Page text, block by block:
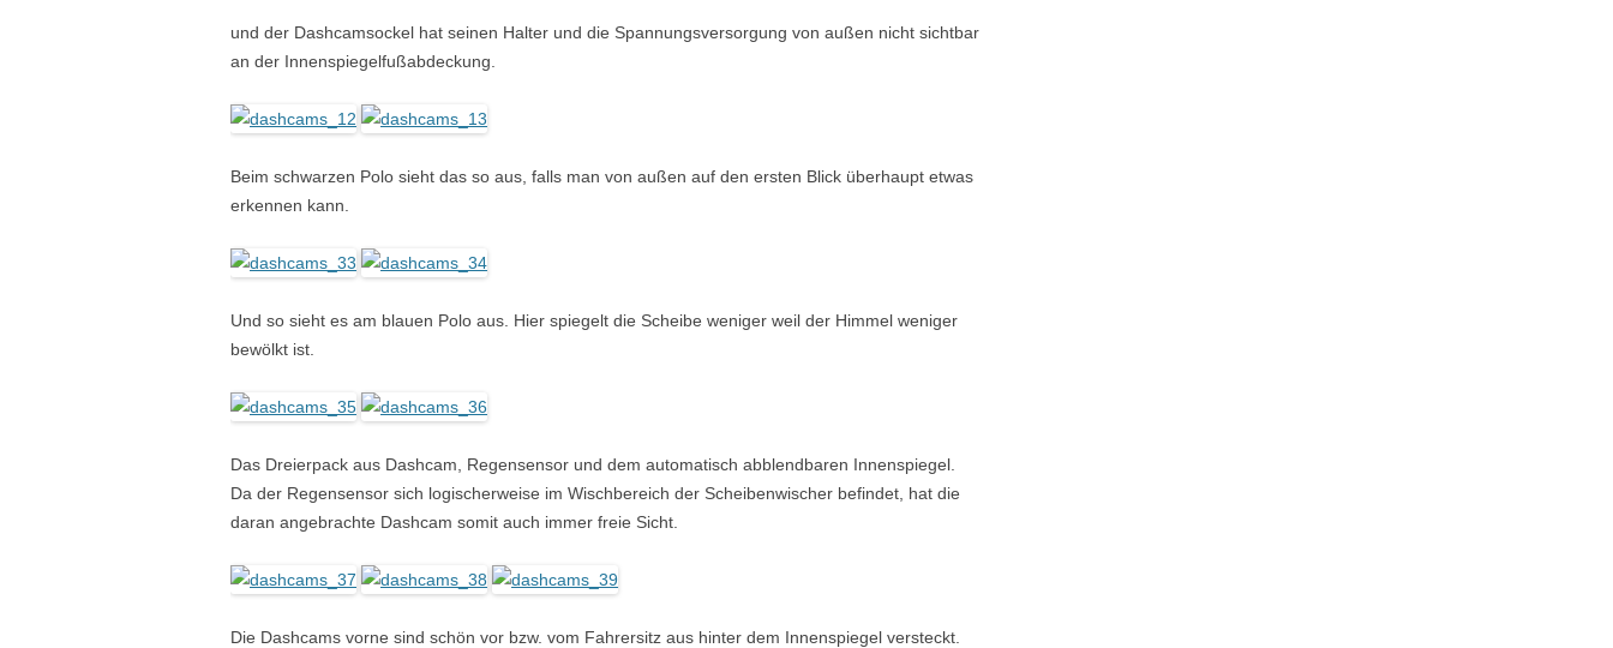
und der Dashcamsockel hat seinen Halter und die Spannungsversorgung von außen nicht sichtbar
an der Innenspiegelfußabdeckung.
Beim schwarzen Polo sieht das so aus, falls man von außen auf den ersten Blick überhaupt etwas
erkennen kann.
Und so sieht es am blauen Polo aus. Hier spiegelt die Scheibe weniger weil der Himmel weniger
bewölkt ist.
Das Dreierpack aus Dashcam, Regensensor und dem automatisch abblendbaren Innenspiegel.
Da der Regensensor sich logischerweise im Wischbereich der Scheibenwischer befindet, hat die
daran angebrachte Dashcam somit auch immer freie Sicht.
Die Dashcams vorne sind schön vor bzw. vom Fahrersitz aus hinter dem Innenspiegel versteckt.